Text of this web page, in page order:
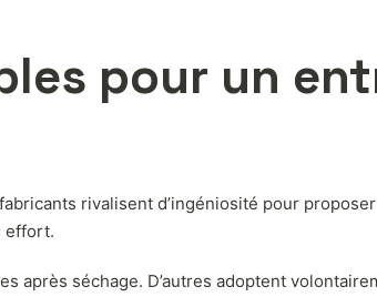
pour un
rivalisent d’ingéniosité pour
effort.
séchage. D’autres adoptent